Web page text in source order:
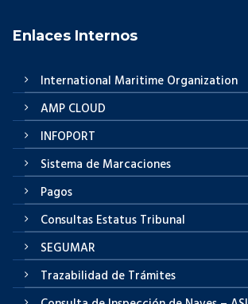
Enlaces Internos
International Maritime Organization
AMP CLOUD
INFOPORT
Sistema de Marcaciones
Pagos
Consultas Estatus Tribunal
SEGUMAR
Trazabilidad de Trámites